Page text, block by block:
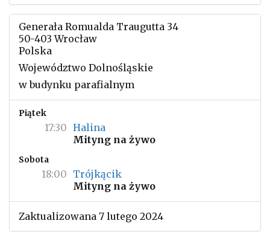
Generała Romualda Traugutta 34
50-403 Wrocław
Polska
Województwo Dolnośląskie
w budynku parafialnym
Piątek
17:30 Halina
Mityng na żywo
Sobota
18:00 Trójkącik
Mityng na żywo
Zaktualizowana 7 lutego 2024